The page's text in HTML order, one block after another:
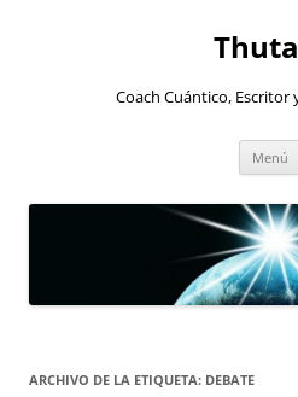
Coach Cuántico, Escritor
Menú
ARCHIVO DE LA ETIQUETA: DEBATE